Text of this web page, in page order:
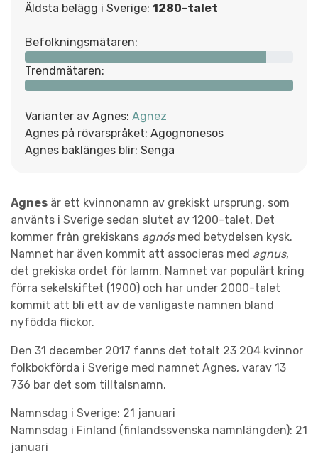
Äldsta belägg i Sverige: 1280-talet
Befolkningsmätaren:
Trendmätaren:
Varianter av Agnes: Agnez
Agnes på rövarspråket: Agognonesos
Agnes baklänges blir: Senga
Agnes är ett kvinnonamn av grekiskt ursprung, som
använts i Sverige sedan slutet av 1200-talet. Det
kommer från grekiskans agnósmed betydelsen kysk.
Namnet har även kommit att associeras med agnus,
det grekiska ordet för lamm. Namnet var populärt kring
förra sekelskiftet (1900) och har under 2000-talet
kommit att bli ett av de vanligaste namnen bland
nyfödda flickor.
Den 31 december 2017 fanns det totalt 23 204 kvinnor
folkbokförda i Sverige med namnet Agnes, varav 13
736 bar det som tilltalsnamn.
Namnsdag i Sverige: 21 januari
Namnsdag i Finland (finlandssvenska namnlängden): 21
januari